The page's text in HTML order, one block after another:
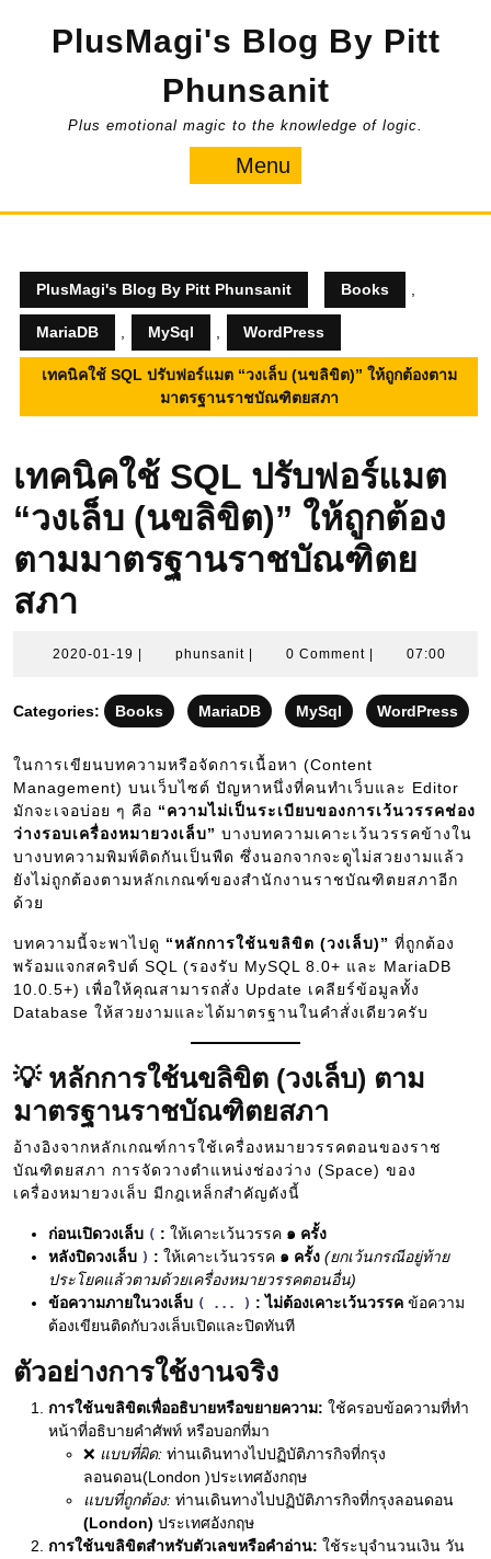
PlusMagi's Blog By Pitt
Phunsanit
Plus emotional magic to the knowledge of logic.
Menu
PlusMagi's Blog By Pitt Phunsanit Books
MariaDB MySql WordPress
เทคนิคใช้ SQL ปรับฟอร์แมต “วงเล็บ (นขลิขิต)” ให้ถูกต้องตาม
มาตรฐานราชบัณฑิตยสภา
เทคนิคใช้ SQL ปรับฟอร์แมต
“วงเล็บ (นขลิขิต)” ให้ถูกต้อง
ตามมาตรฐานราชบัณฑิตย
สภา
2020-01-19 2020-phunsanit phunsanit0 Comment 07:00
Categories: Books MariaDB MySql WordPress
ในการเขียนบทความหรือจัดการเนื้อหา (Content
Management) บนเว็บไซต์ ปัญหาหนึ่งที่คนทำเว็บและ Editor
มักจะเจอบ่อย ๆ คือ “ความไม่เป็นระเบียบของการเว้นวรรคช่อง
ว่างรอบเครื่องหมายวงเล็บ” บางบทความเคาะเว้นวรรคข้างใน
บางบทความพิมพ์ติดกันเป็นพืด ซึ่งนอกจากจะดูไม่สวยงามแล้ว
ยังไม่ถูกต้องตามหลักเกณฑ์ของสำนักงานราชบัณฑิตยสภาอีก
ด้วย
บทความนี้จะพาไปดู “หลักการใช้นขลิขิต (วงเล็บ)” ที่ถูกต้อง
พร้อมแจกสคริปต์ SQL (รองรับ MySQL 8.0+ และ MariaDB
10.0.5+) เพื่อให้คุณสามารถสั่ง Update เคลียร์ข้อมูลทั้ง
Database ให้สวยงามและได้มาตรฐานในคำสั่งเดียวครับ
💡 หลักการใช้นขลิขิต (วงเล็บ) ตาม
มาตรฐานราชบัณฑิตยสภา
อ้างอิงจากหลักเกณฑ์การใช้เครื่องหมายวรรคตอนของราช
บัณฑิตยสภา การจัดวางตำแหน่งช่องว่าง (Space) ของ
เครื่องหมายวงเล็บ มีกฎเหล็กสำคัญดังนี้
ก่อนเปิดวงเล็บ ( : ให้เคาะเว้นวรรค ๑ ครั้ง
หลังปิดวงเล็บ ) : ให้เคาะเว้นวรรค ๑ ครั้ง (ยกเว้นกรณีอยู่ท้าย
ประโยคแล้วตามด้วยเครื่องหมายวรรคตอนอื่น)
ข้อความภายในวงเล็บ ( ... ) : ไม่ต้องเคาะเว้นวรรค ข้อความ
ต้องเขียนติดกับวงเล็บเปิดและปิดทันที
ตัวอย่างการใช้งานจริง
การใช้นขลิขิตเพื่ออธิบายหรือขยายความ: ใช้ครอบข้อความที่ทำ
หน้าที่อธิบายคำศัพท์ หรือบอกที่มา
❌ แบบที่ผิด: ท่านเดินทางไปปฏิบัติภารกิจที่กรุง
ลอนดอน(London )ประเทศอังกฤษ
แบบที่ถูกต้อง: ท่านเดินทางไปปฏิบัติภารกิจที่กรุงลอนดอน
(London) ประเทศอังกฤษ
การใช้นขลิขิตสำหรับตัวเลขหรือคำอ่าน: ใช้ระบุจำนวนเงิน วัน